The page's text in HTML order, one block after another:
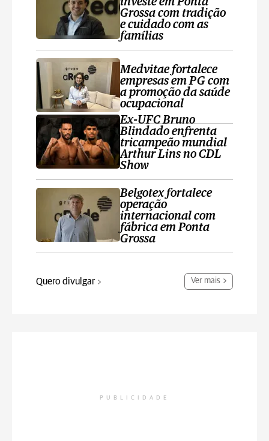
Grossa com tradição
e cuidado com as
famílias
Medvitae fortalece
empresas em PG com
a promoção da saúde
ocupacional
Ex-UFC Bruno
Blindado enfrenta
tricampeão mundial
Arthur Lins no CDL
Show
Belgotex fortalece
operação
internacional com
fábrica em Ponta
Grossa
Quero divulgar Ver mais
PUBLICIDADE